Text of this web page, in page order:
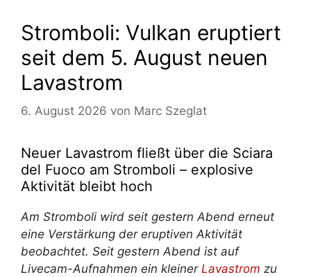
Stromboli: Vulkan eruptiert
seit dem 5. August neuen
Lavastrom
6. August 2026 von Marc Szeglat
Neuer Lavastrom fließt über die Sciara
del Fuoco am Stromboli – explosive
Aktivität bleibt hoch
Am Stromboli wird seit gestern Abend erneut
eine Verstärkung der eruptiven Aktivität
beobachtet. Seit gestern Abend ist auf
Livecam-Aufnahmen ein kleiner Lavastrom zu